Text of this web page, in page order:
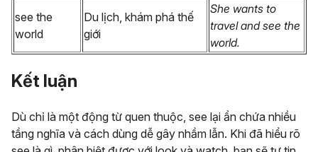
see the
world
Du lịch, khám phá thế
giới
She wants to
travel and see the
world.
Kết luận
Dù chỉ là một động từ quen thuộc, see lại ẩn chứa nhiều
tầng nghĩa và cách dùng dễ gây nhầm lẫn. Khi đã hiểu rõ